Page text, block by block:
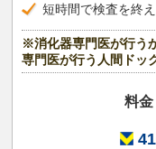
短時間で検査を終
※消化器専門医が行う
専門医が行う人間ドッ
料金